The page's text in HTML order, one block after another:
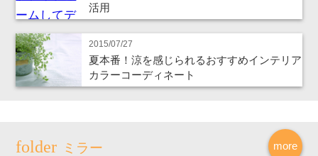
活用
2015/07/27
夏本番！涼を感じられるおすすめインテリア
カラーコーディネート
more
ミラー